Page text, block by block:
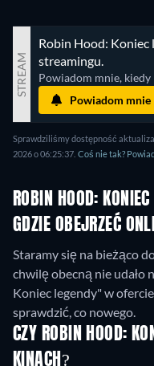
STREAM
Robin Hood:
streamingu.
Powiadom mnie,
Powiadom mnie
Sprawdziliśmy dostępność
2026 o 06:25:37. Coś nie tak?
ROBIN HOOD:
GDZIE OBEJRZEĆ
Staramy się na bieżąco
chwilę obecną nie udało
Koniec legendy" w
sprawdzić, co nowego.
CZY ROBIN HOOD:
KINACH?